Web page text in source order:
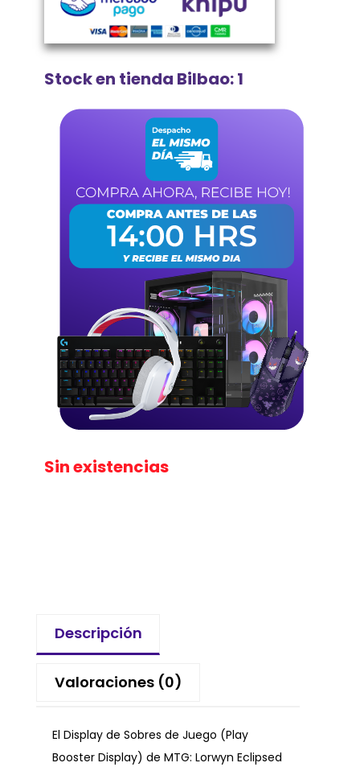
Stock en tienda Bilbao: 1
Sin existencias
Descripción
Valoraciones (0)
El Display de Sobres de Juego (Play
Booster Display) de MTG: Lorwyn Eclipsed